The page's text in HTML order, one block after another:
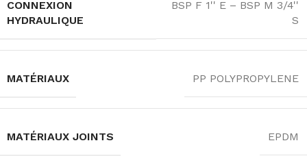
CONNEXION
HYDRAULIQUE
BSP F 1'' E – BSP M 3/4''
S
MATÉRIAUX PP POLYPROPYLENE
MATÉRIAUX JOINTS EPDM